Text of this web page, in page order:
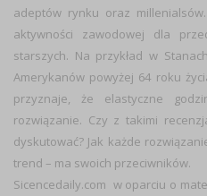
adeptów rynku oraz
aktywności zawodowej dla
starszych. Na przykład w
Amerykanów powyżej 64 roku
przyznaje, że elastyczne
rozwiązanie. Czy z takimi
dyskutować? Jak każde
trend – ma swoich przeciwników.
Sicencedaily.com w oparciu o